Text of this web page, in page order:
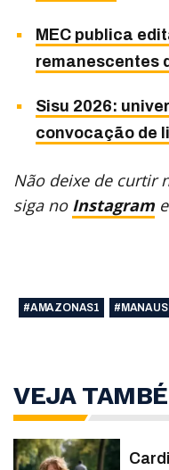
MEC publica
remanescentes
Sisu 2026:
convocação de
Não deixe de curtir
siga no Instagram
#AMAZONAS1 #MANAUS
VEJA